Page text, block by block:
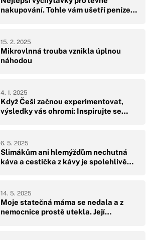
nakupování. Tohle vám ušetří peníze…
Mikrovlnná trouba vznikla úplnou
náhodou
15. 2. 2025
Když Češi začnou experimentovat,
výsledky vás ohromí: Inspirujte se…
4. 1. 2025
Slimákům ani hlemýžďům nechutná
káva a cestička z kávy je spolehlivě…
6. 5. 2025
Moje statečná máma se nedala a z
nemocnice prostě utekla. Její…
14. 5. 2025